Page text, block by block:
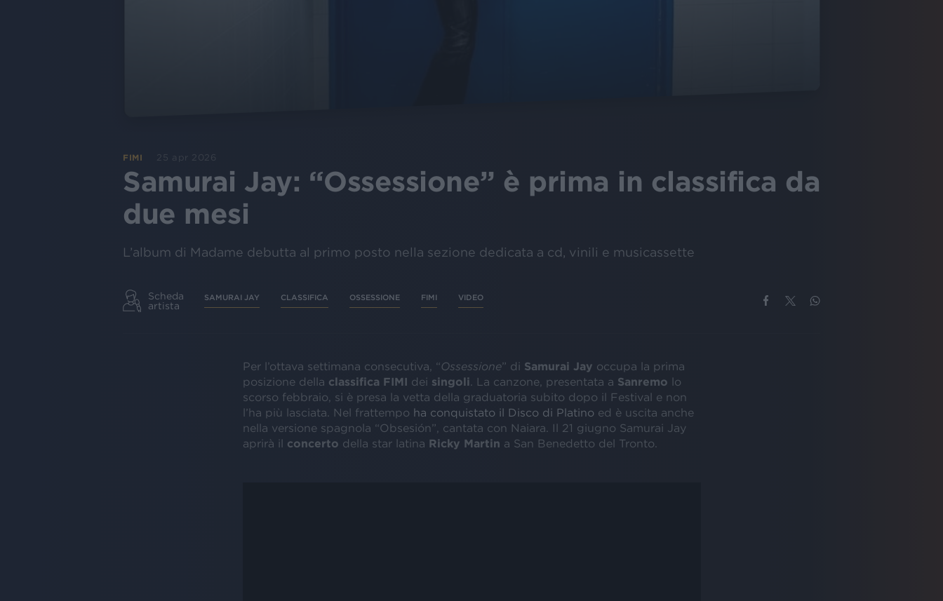
FIMI 25 apr 2026
Samurai Jay: “Ossessione” è prima in classifica da
due mesi
L’album di Madame debutta al primo posto nella sezione dedicata a cd, vinili e musicassette
Scheda
artista
SAMURAI JAY CLASSIFICA OSSESSIONE FIMI VIDEO
Per l’ottava settimana consecutiva, “Ossessione” di Samurai Jay occupa la prima
posizione della classifica FIMI dei singoli . La canzone, presentata a Sanremo lo
scorso febbraio, si è presa la vetta della graduatoria subito dopo il Festival e non
l’ha più lasciata. Nel frattempo ha conquistato il Disco di Platinoed è uscita anche
nella versione spagnola “Obsesión”, cantata con Naiara. Il 21 giugno Samurai Jay
aprirà il concerto della star latina Ricky Martin a San Benedetto del Tronto.